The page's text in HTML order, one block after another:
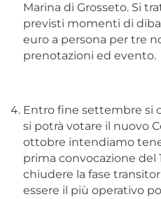
Marina di Grosseto. Si
previsti momenti di
euro a persona per tre
prenotazioni ed evento.
Entro fine settembre si
si potrà votare il nuovo
ottobre intendiamo
prima convocazione del
chiudere la fase
essere il più operativo